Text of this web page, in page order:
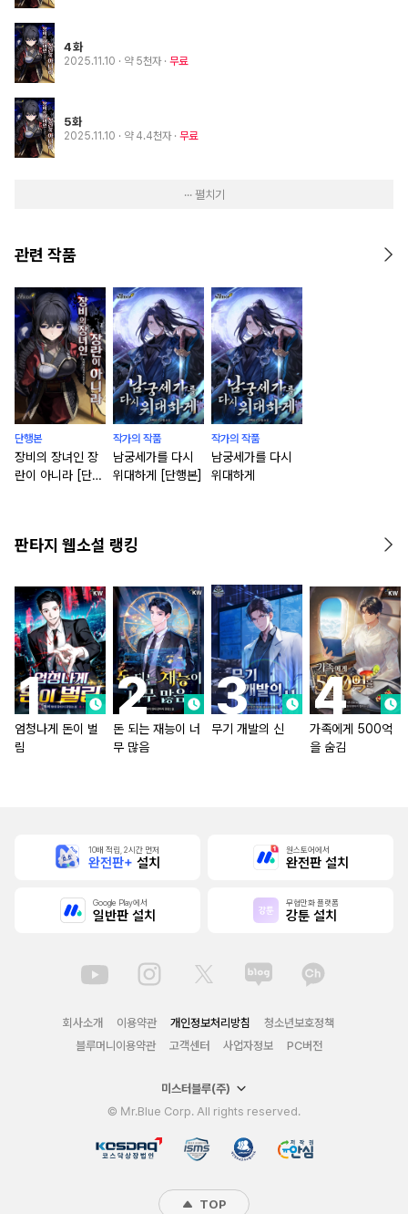
4화
2025.11.10 · 약 5천자 무료
5화
2025.11.10 · 약 4.4천자 무료
··· 펼치기
관련 작품
단행본
장비의 장녀인 장
란이 아니라 [단행
작가의 작품
남궁세가를 다시
위대하게 [단행본]
작가의 작품
남궁세가를 다시
위대하게
판타지 웹소설 랭킹
엄청나게 돈이 벌
림
돈 되는 재능이 너
무 많음
무기 개발의 신
가족에게 500억
을 숨김
10배 적립, 2시간 먼저
완전판+ 설치
원스토어에서
완전판 설치
Google Play에서
일반판 설치
무협만화 플랫폼
강툰 설치
회사소개 이용약관 개인정보처리방침
청소년보호정책
블루머니이용약관
고객센터 사업자정보 PC버전
미스터블루(주)
© Mr.Blue Corp. All rights reserved.
TOP